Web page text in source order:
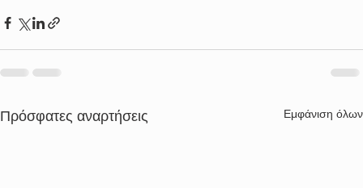
Πρόσφατες αναρτήσεις Εμφάνιση όλων